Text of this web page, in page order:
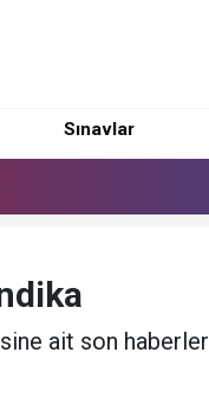
Sınavlar
ait son haberler